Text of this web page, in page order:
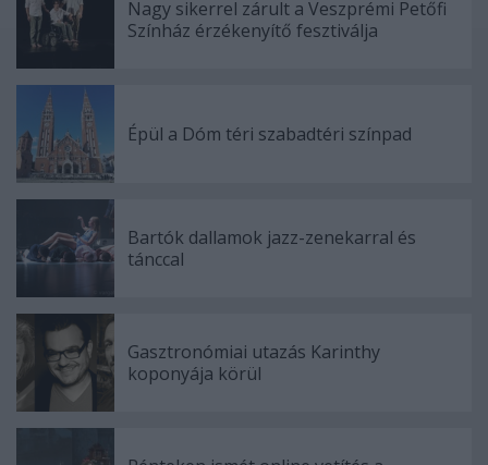
Nagy sikerrel zárult a Veszprémi Petőfi
Színház érzékenyítő fesztiválja
Épül a Dóm téri szabadtéri színpad
Bartók dallamok jazz-zenekarral és
tánccal
Gasztronómiai utazás Karinthy
koponyája körül